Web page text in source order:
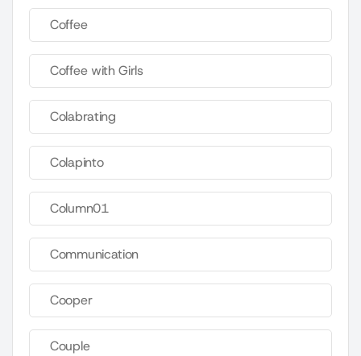
Coffee
Coffee with Girls
Colabrating
Colapinto
Column01
Communication
Cooper
Couple